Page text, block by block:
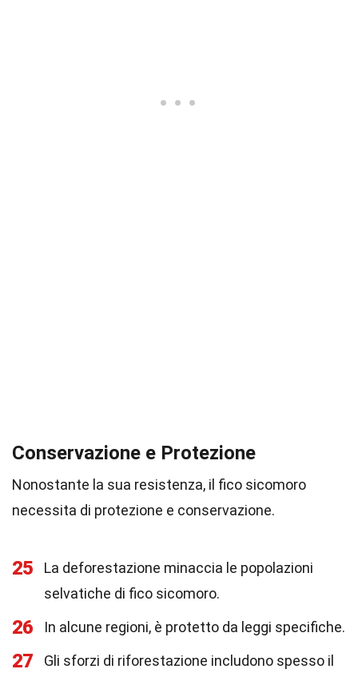
Conservazione e Protezione
Nonostante la sua resistenza, il fico sicomoro
necessita di protezione e conservazione.
25
La deforestazione minaccia le popolazioni
selvatiche di fico sicomoro.
26 In alcune regioni, è protetto da leggi specifiche.
27
Gli sforzi di riforestazione includono spesso il